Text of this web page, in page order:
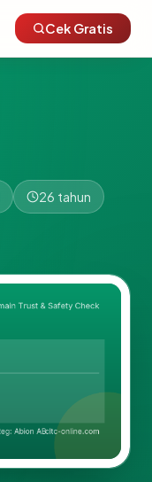
Cek Gratis
26 tahun